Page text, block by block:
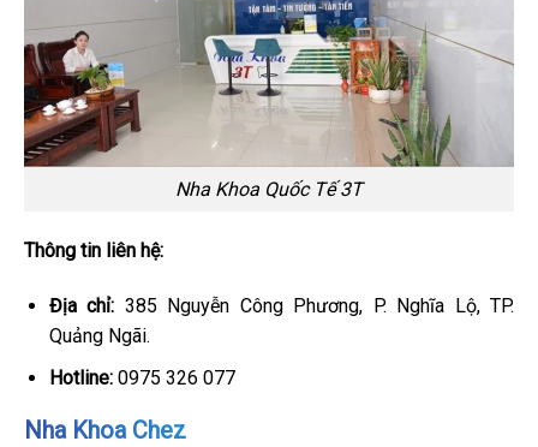
Nha Khoa Quốc Tế 3T
Thông tin liên hệ:
Địa chỉ: 385 Nguyễn Công Phương, P. Nghĩa Lộ, TP.
Quảng Ngãi.
Hotline:0975 326 077
Nha Khoa Chez